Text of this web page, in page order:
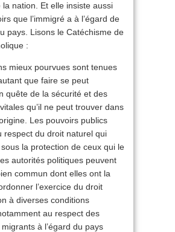
la nation. Et elle insiste aussi
que l’immigré a à l’égard de
pays. Lisons le Catéchisme de
:
mieux pourvues sont tenues
que faire se peut
quête de la sécurité et des
qu’il ne peut trouver dans
Les pouvoirs publics
respect du droit naturel qui
sous la protection de ceux qui le
autorités politiques peuvent
commun dont elles ont la
l’exercice du droit
à diverses conditions
au respect des
à l’égard du pays